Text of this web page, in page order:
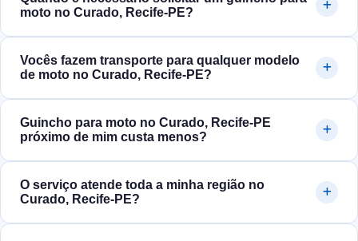
moto no Curado, Recife‑PE?
Vocês fazem transporte para qualquer modelo
de moto no Curado, Recife‑PE?
Guincho para moto no Curado, Recife‑PE
próximo de mim custa menos?
O serviço atende toda a minha região no
Curado, Recife‑PE?